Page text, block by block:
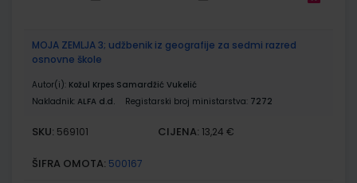
MOJA ZEMLJA 3; udžbenik iz geografije za sedmi razred
osnovne škole
Autor(i): Kožul Krpes Samardžić Vukelić
Nakladnik: ALFA d.d. Registarski broj ministarstva: 7272
SKU: 569101 CIJENA: 13,24 €
ŠIFRA OMOTA: 500167